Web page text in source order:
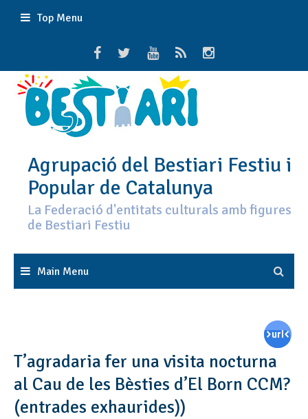
Top Menu
Agrupació del Bestiari Festiu i
Popular de Catalunya
La Federació d'entitats culturals amb figures
de Bestiari Festiu
Main Menu
T’agradaria fer una visita nocturna
al Cau de les Bèsties d’El Born CCM?
(entrades exhaurides))